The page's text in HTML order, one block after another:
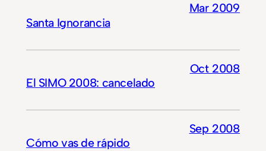
Santa Ignorancia
Mar 2009
El SIMO 2008: cancelado
Oct 2008
Cómo vas de rápido
Sep 2008